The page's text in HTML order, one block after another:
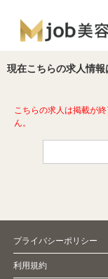
現在こちらの求人情報
こちらの求人は掲載が
ん。
プライバシーポリシー
利用規約